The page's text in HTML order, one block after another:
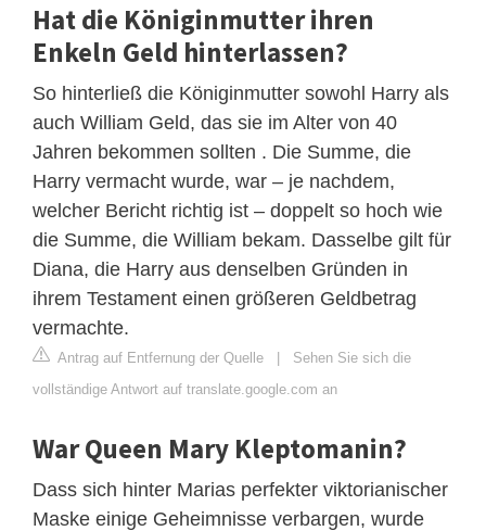
Hat die Königinmutter ihren
Enkeln Geld hinterlassen?
So hinterließ die Königinmutter sowohl Harry als
auch William Geld, das sie im Alter von 40
Jahren bekommen sollten . Die Summe, die
Harry vermacht wurde, war – je nachdem,
welcher Bericht richtig ist – doppelt so hoch wie
die Summe, die William bekam. Dasselbe gilt für
Diana, die Harry aus denselben Gründen in
ihrem Testament einen größeren Geldbetrag
vermachte.
Antrag auf Entfernung der Quelle | Sehen Sie sich die
vollständige Antwort auf translate.google.com an
War Queen Mary Kleptomanin?
Dass sich hinter Marias perfekter viktorianischer
Maske einige Geheimnisse verbargen, wurde